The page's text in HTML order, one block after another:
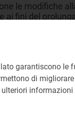
le modifiche
ai fini del
garantiscono le
di